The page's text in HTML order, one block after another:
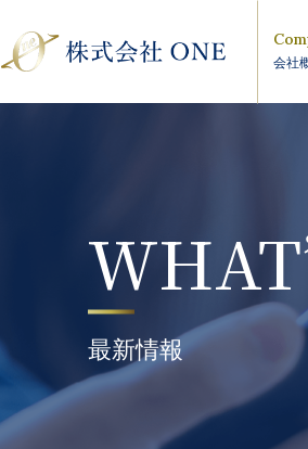
会社
最新情報